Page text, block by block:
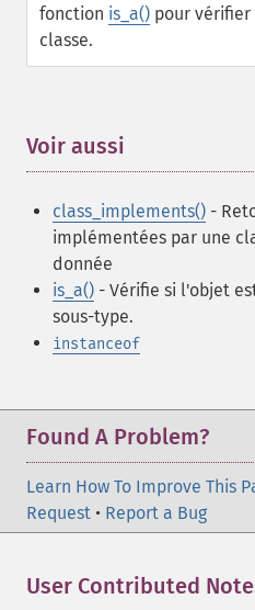
fonction is_a() pour
classe.
Voir aussi
class_implements() -
implémentées par une
donnée
is_a() - Vérifie si l'objet
sous-type.
instanceof
Found A Problem?
Learn How To Improve This
Request • Report a Bug
User Contributed